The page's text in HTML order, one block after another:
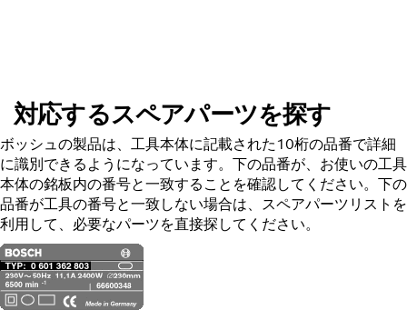
対応するスペアパーツを探す
ボッシュの製品は、工具本体に記載された10桁の品番で詳細
に識別できるようになっています。下の品番が、お使いの工具
本体の銘板内の番号と一致することを確認してください。下の
品番が工具の番号と一致しない場合は、スペアパーツリストを
利用して、必要なパーツを直接探してください。